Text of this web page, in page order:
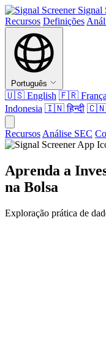
Signal
Recursos Definições
Português
🇺🇸 English 🇫🇷
Indonesia 🇮🇳हिन्दी 🇨🇳
Recursos Análise SEC
Aprenda a
na Bolsa
Exploração prática de